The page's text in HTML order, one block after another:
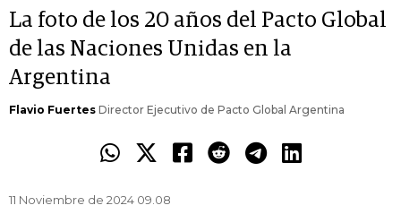
La foto de los 20 años del Pacto Global
de las Naciones Unidas en la
Argentina
Flavio Fuertes Director Ejecutivo de Pacto Global Argentina
11 Noviembre de 2024 09.08